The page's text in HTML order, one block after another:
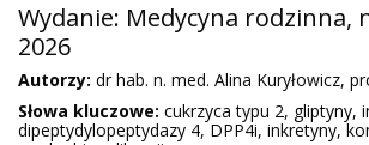
Wydanie: Medycyna rodzinna,
2026
Autorzy: dr hab. n. med. Alina Kuryłowicz,
Słowa kluczowe: cukrzyca typu 2, gliptyny,
dipeptydylopeptydazy 4, DPP4i, inkretyny,